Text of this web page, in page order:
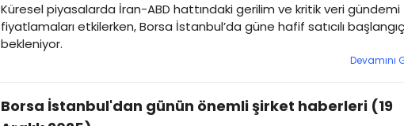
Küresel piyasalarda İran-ABD hattındaki gerilim ve kritik veri gündemi
fiyatlamaları etkilerken, Borsa İstanbul’da güne hafif satıcılı başlangıç
bekleniyor.
Devamını
Borsa İstanbul'dan günün önemli şirket haberleri (19